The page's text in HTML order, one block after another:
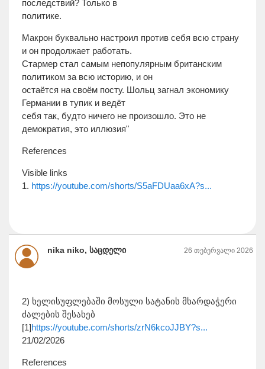
последствий? Только в
политике.
Макрон буквально настроил против себя всю страну
и он продолжает работать.
Стармер стал самым непопулярным британским
политиком за всю историю, и он
остаётся на своём посту. Шольц загнал экономику
Германии в тупик и ведёт
себя так, будто ничего не произошло. Это не
демократия, это иллюзия"
References
Visible links
1. https://youtube.com/shorts/S5aFDUaa6xA?s...
nika niko, საცდელი 26 თებერვალი 2026
2) ხელისუფლებაში მოსული სატანის მხარდაჭერი
ძალების შესახებ
[1]https://youtube.com/shorts/zrN6kcoJJBY?s...
21/02/2026
References